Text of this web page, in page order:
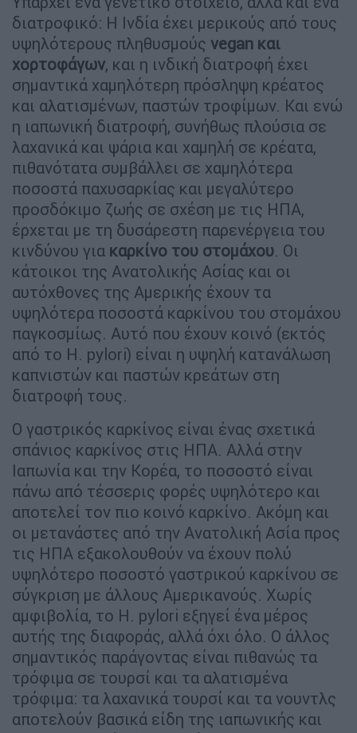
διατροφικό: Η Ινδία έχει μερικούς από τους
υψηλότερους πληθυσμούς vegan και
χορτοφάγων, και η ινδική διατροφή έχει
σημαντικά χαμηλότερη πρόσληψη κρέατος
και αλατισμένων, παστών τροφίμων. Και ενώ
η ιαπωνική διατροφή, συνήθως πλούσια σε
λαχανικά και ψάρια και χαμηλή σε κρέατα,
πιθανότατα συμβάλλει σε χαμηλότερα
ποσοστά παχυσαρκίας και μεγαλύτερο
προσδόκιμο ζωής σε σχέση με τις ΗΠΑ,
έρχεται με τη δυσάρεστη παρενέργεια του
κινδύνου για καρκίνο του στομάχου. Οι
κάτοικοι της Ανατολικής Ασίας και οι
αυτόχθονες της Αμερικής έχουν τα
υψηλότερα ποσοστά καρκίνου του στομάχου
παγκοσμίως. Αυτό που έχουν κοινό (εκτός
από το H. pylori) είναι η υψηλή κατανάλωση
καπνιστών και παστών κρεάτων στη
διατροφή τους.
Ο γαστρικός καρκίνος είναι ένας σχετικά
σπάνιος καρκίνος στις ΗΠΑ. Αλλά στην
Ιαπωνία και την Κορέα, το ποσοστό είναι
πάνω από τέσσερις φορές υψηλότερο και
αποτελεί τον πιο κοινό καρκίνο. Ακόμη και
οι μετανάστες από την Ανατολική Ασία προς
τις ΗΠΑ εξακολουθούν να έχουν πολύ
υψηλότερο ποσοστό γαστρικού καρκίνου σε
σύγκριση με άλλους Αμερικανούς. Χωρίς
αμφιβολία, το H. pylori εξηγεί ένα μέρος
αυτής της διαφοράς, αλλά όχι όλο. Ο άλλος
σημαντικός παράγοντας είναι πιθανώς τα
τρόφιμα σε τουρσί και τα αλατισμένα
τρόφιμα: τα λαχανικά τουρσί και τα νουντλς
αποτελούν βασικά είδη της ιαπωνικής και